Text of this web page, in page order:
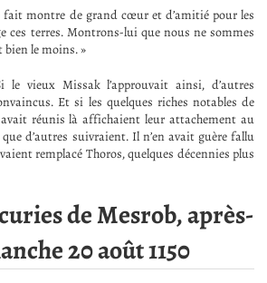
montre de grand cœur et d’amitié pour les
ces terres. Montrons-lui que nous ne sommes
bien le moins. »
le vieux Missak l’approuvait ainsi, d’autres
Et si les quelques riches notables de
réunis là affichaient leur attachement au
d’autres suivraient. Il n’en avait guère fallu
remplacé Thoros, quelques décennies plus
de Mesrob, après-
20 août 1150